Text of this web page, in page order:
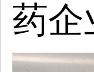
药企